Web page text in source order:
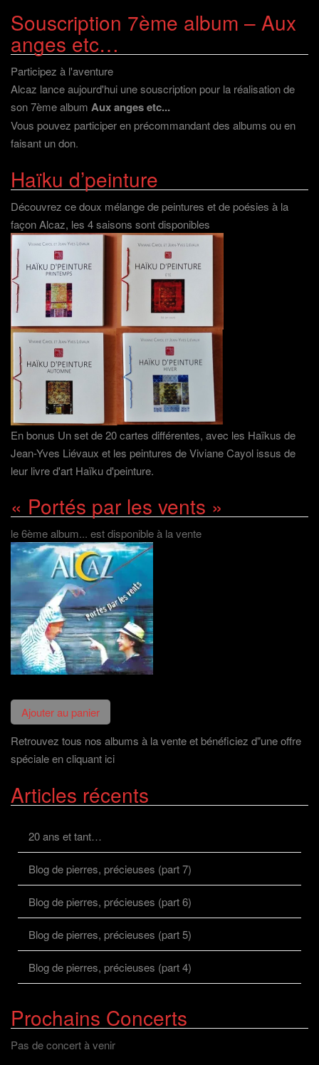
Souscription 7ème album – Aux
anges etc…
Participez à l'aventure
Alcaz lance aujourd'hui une souscription pour la réalisation de
son 7ème album Aux anges etc...
Vous pouvez participer en précommandant des albums ou en
faisant un don.
Haïku d’peinture
Découvrez ce doux mélange de peintures et de poésies à la
façon Alcaz, les 4 saisons sont disponibles
En bonus Un set de 20 cartes différentes, avec les Haïkus de
Jean-Yves Liévaux et les peintures de Viviane Cayol issus de
leur livre d'art Haïku d'peinture.
« Portés par les vents »
le 6ème album... est disponible à la vente
Retrouvez tous nos albums à la vente et bénéficiez d"une offre
spéciale en cliquant ici
Articles récents
20 ans et tant…
Blog de pierres, précieuses (part 7)
Blog de pierres, précieuses (part 6)
Blog de pierres, précieuses (part 5)
Blog de pierres, précieuses (part 4)
Prochains Concerts
Pas de concert à venir